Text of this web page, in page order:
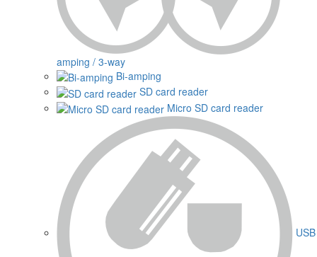
amping / 3-way
Bi-amping
SD card reader
Micro SD card reader
USB